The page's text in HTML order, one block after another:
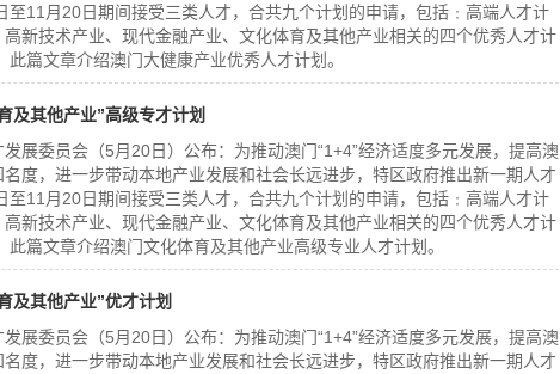
至11月20日期间接受三类人才，合共九个计划的申请，包括﹕高端人才计
新技术产业、现代金融产业、文化体育及其他产业相关的四个优秀人才计
篇文章介绍澳门大健康产业优秀人才计划。
及其他产业”高级专才计划
展委员会（5月20日）公布：为推动澳门“1+4”经济适度多元发展，提高澳
度，进一步带动本地产业发展和社会长远进步，特区政府推出新一期人才
至11月20日期间接受三类人才，合共九个计划的申请，包括﹕高端人才计
新技术产业、现代金融产业、文化体育及其他产业相关的四个优秀人才计
篇文章介绍澳门文化体育及其他产业高级专业人才计划。
及其他产业”优才计划
展委员会（5月20日）公布：为推动澳门“1+4”经济适度多元发展，提高澳
度，进一步带动本地产业发展和社会长远进步，特区政府推出新一期人才